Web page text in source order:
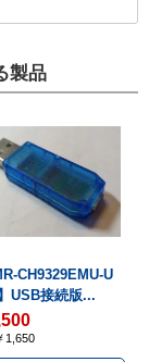
製品
CH9329EMU-U
USB接続版...
1,650